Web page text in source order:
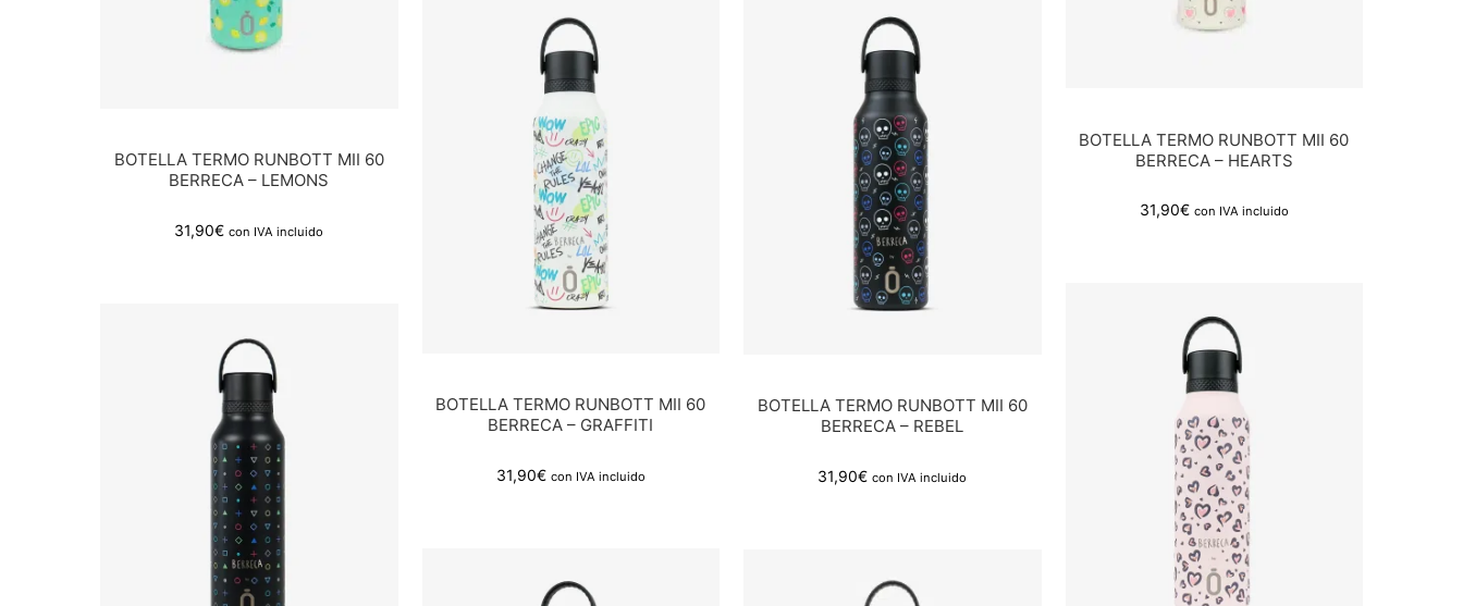
BOTELLA TERMO RUNBOTT MII 60
BERRECA – HEARTS
31,90€ con IVA incluido
BOTELLA TERMO RUNBOTT MII 60
BERRECA – LEMONS
31,90€ con IVA incluido
BOTELLA TERMO RUNBOTT MII 60
BERRECA – GRAFFITI
31,90€ con IVA incluido
BOTELLA TERMO RUNBOTT MII 60
BERRECA – REBEL
31,90€ con IVA incluido